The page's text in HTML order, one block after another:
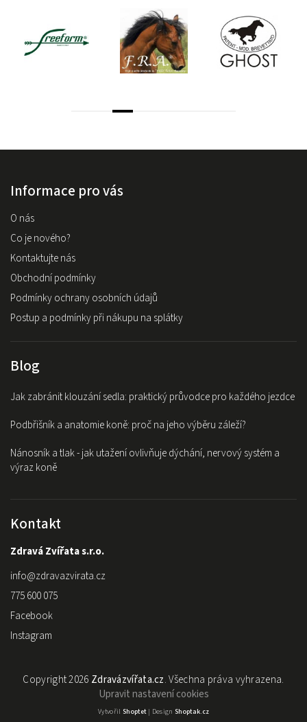
Informace pro vás
O nás
Co je nového?
Kontaktujte nás
Obchodní podmínky
Podmínky ochrany osobních údajů
Postup a podmínky při nákupu na splátky
Blog
Jak zabránit klouzání sedla: praktický průvodce pro každého jezdce
Podbřišník a anatomie koně: proč na jeho výběru záleží?
Nánosník a tlak - jak utažení ovlivňuje dýchání, nervový systém a
výraz koně
Kontakt
Zdravá Zvířata s.r.o.
info@zdravazvirata.cz
775 600 075
Facebook
Instagram
Copyright 2026 Zdravázvířata.cz. Všechna práva vyhrazena.
Upravit nastavení cookies
Vytvořil Shoptet| Design Shoptak.cz